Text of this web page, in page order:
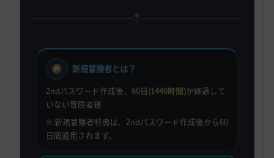
新規冒険者とは？
2ndパスワード作成後、 60日(1440時間)が経過して
いない冒険者様
※ 新規冒険者特典は、2ndパスワード作成後から60
日間適用されます。